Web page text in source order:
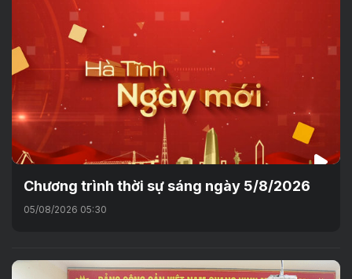
Chương trình thời sự sáng ngày 5/8/2026
05/08/2026 05:30